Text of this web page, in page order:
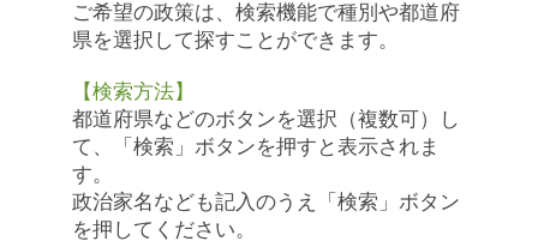
ご希望の政策は、検索機能で種別や都道府
県を選択して探すことができます。
【検索方法】
都道府県などのボタンを選択（複数可）し
て、「検索」ボタンを押すと表示されま
す。
政治家名なども記入のうえ「検索」ボタン
を押してください。